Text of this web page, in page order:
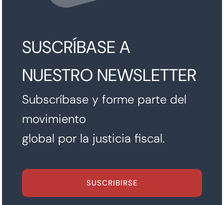
SUSCRÍBASE A
NUESTRO NEWSLETTER
Subscríbase y forme parte del
movimiento
global por la justicia fiscal.
SUSCRIBIRSE